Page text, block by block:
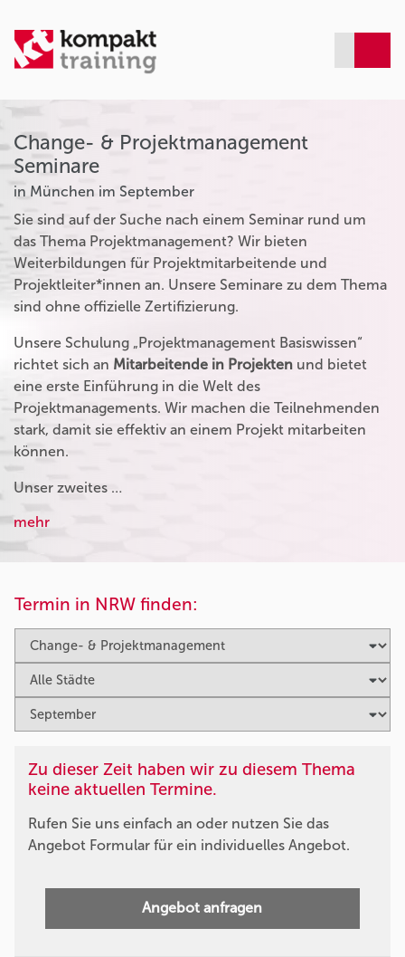
Change- & Projektmanagement
Seminare
in München im September
Sie sind auf der Suche nach einem Seminar rund um
das Thema Projektmanagement? Wir bieten
Weiterbildungen für Projektmitarbeitende und
Projektleiter*innen an. Unsere Seminare zu dem Thema
sind ohne offizielle Zertifizierung.
Unsere Schulung „Projektmanagement Basiswissen“
richtet sich an Mitarbeitende in Projekten und bietet
eine erste Einführung in die Welt des
Projektmanagements. Wir machen die Teilnehmenden
stark, damit sie effektiv an einem Projekt mitarbeiten
können.
Unser zweites …
mehr
Termin in NRW finden:
Zu dieser Zeit haben wir zu diesem Thema
keine aktuellen Termine.
Rufen Sie uns einfach an oder nutzen Sie das
Angebot Formular für ein individuelles Angebot.
Angebot anfragen